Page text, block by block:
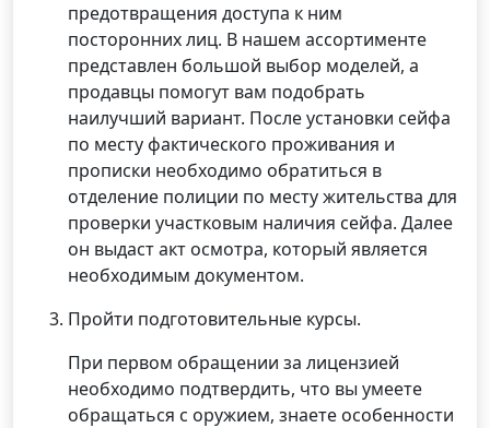
предотвращения доступа к ним
посторонних лиц. В нашем ассортименте
представлен большой выбор моделей, а
продавцы помогут вам подобрать
наилучший вариант. После установки сейфа
по месту фактического проживания и
прописки необходимо обратиться в
отделение полиции по месту жительства для
проверки участковым наличия сейфа. Далее
он выдаст акт осмотра, который является
необходимым документом.
Пройти подготовительные курсы.
При первом обращении за лицензией
необходимо подтвердить, что вы умеете
обращаться с оружием, знаете особенности